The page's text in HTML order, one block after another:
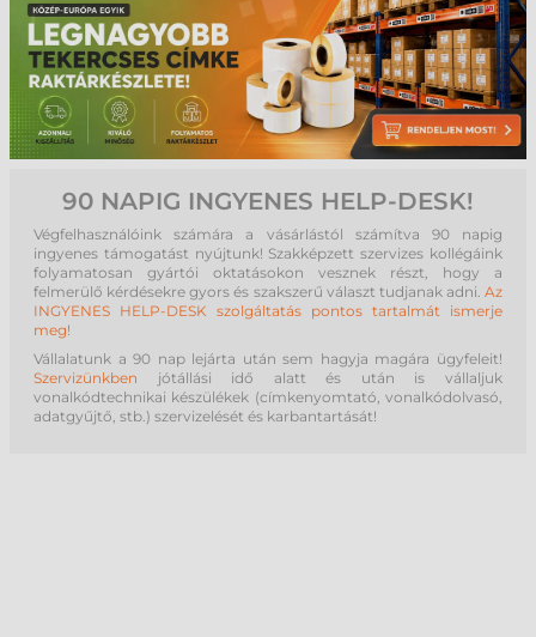
90 NAPIG INGYENES HELP-DESK!
Végfelhasználóink számára a vásárlástól számítva 90 napig
ingyenes támogatást nyújtunk! Szakképzett szervizes kollégáink
folyamatosan gyártói oktatásokon vesznek részt, hogy a
felmerülő kérdésekre gyors és szakszerű választ tudjanak adni. Az
INGYENES HELP-DESK szolgáltatás pontos tartalmát ismerje
meg!
Vállalatunk a 90 nap lejárta után sem hagyja magára ügyfeleit!
Szervizünkben jótállási idő alatt és után is vállaljuk
vonalkódtechnikai készülékek (címkenyomtató, vonalkódolvasó,
adatgyűjtő, stb.) szervizelését és karbantartását!